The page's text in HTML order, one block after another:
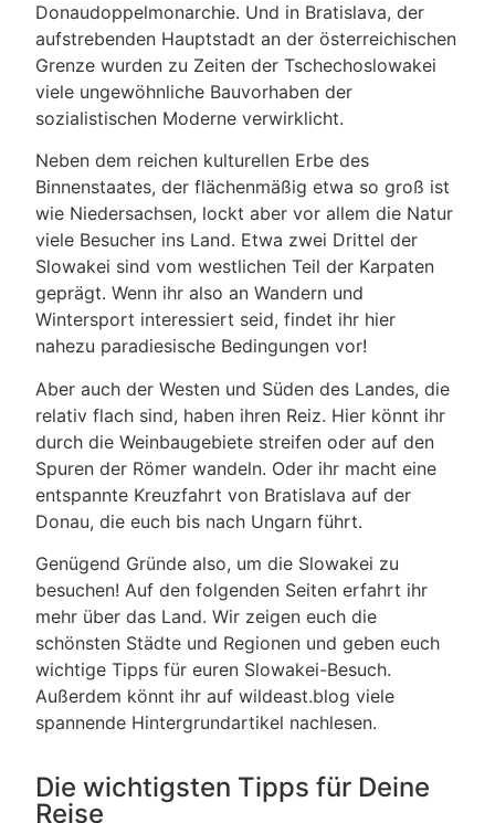
Donaudoppelmonarchie. Und in Bratislava, der
aufstrebenden Hauptstadt an der österreichischen
Grenze wurden zu Zeiten der Tschechoslowakei
viele ungewöhnliche Bauvorhaben der
sozialistischen Moderne verwirklicht.
Neben dem reichen kulturellen Erbe des
Binnenstaates, der flächenmäßig etwa so groß ist
wie Niedersachsen, lockt aber vor allem die Natur
viele Besucher ins Land. Etwa zwei Drittel der
Slowakei sind vom westlichen Teil der Karpaten
geprägt. Wenn ihr also an Wandern und
Wintersport interessiert seid, findet ihr hier
nahezu paradiesische Bedingungen vor!
Aber auch der Westen und Süden des Landes, die
relativ flach sind, haben ihren Reiz. Hier könnt ihr
durch die Weinbaugebiete streifen oder auf den
Spuren der Römer wandeln. Oder ihr macht eine
entspannte Kreuzfahrt von Bratislava auf der
Donau, die euch bis nach Ungarn führt.
Genügend Gründe also, um die Slowakei zu
besuchen! Auf den folgenden Seiten erfahrt ihr
mehr über das Land. Wir zeigen euch die
schönsten Städte und Regionen und geben euch
wichtige Tipps für euren Slowakei-Besuch.
Außerdem könnt ihr auf wildeast.blog viele
spannende Hintergrundartikel nachlesen.
Die wichtigsten Tipps für Deine
Reise